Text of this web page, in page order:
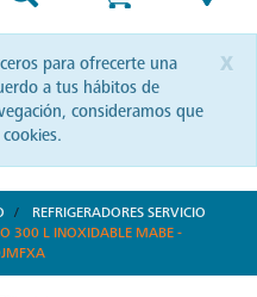
x
para ofrecerte una
a tus hábitos de
consideramos que
REFRIGERADORES SERVICIO
300 L INOXIDABLE MABE -